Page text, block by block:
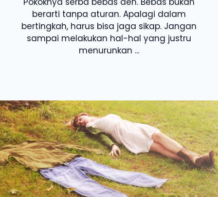
berarti tanpa aturan. Apalagi dalam
bertingkah, harus bisa jaga sikap. Jangan
sampai melakukan hal-hal yang justru
menurunkan ...